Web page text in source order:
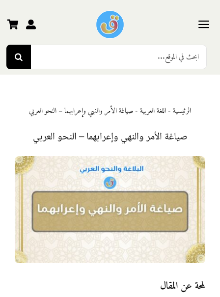
content
Toggle
Navigation
الرئيسية
المرحلة الثانية
المرحلة الثالثة
أنواع الموارد
الألعاب التفاعلية
Search
for:
الرئيسية-اللغة العربية-صياغة الأمر والنهي وإعرابهما – النحو العربي
صياغة الأمر والنهي وإعرابهما – النحو العربي
لمحة عن المقال